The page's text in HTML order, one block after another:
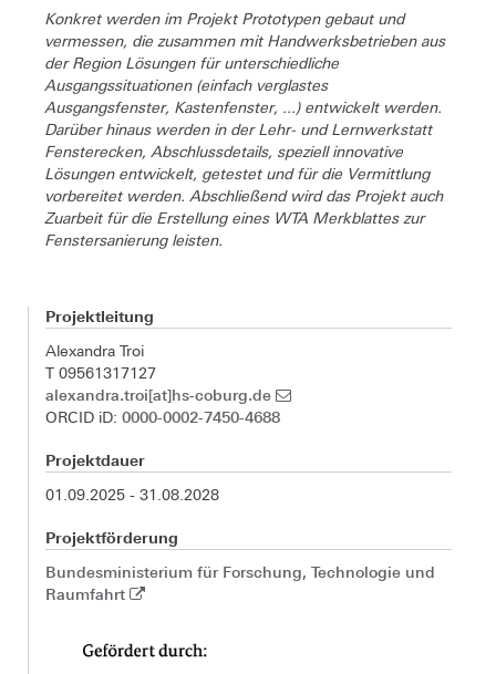
Konkret werden im Projekt Prototypen gebaut und
vermessen, die zusammen mit Handwerksbetrieben aus
der Region Lösungen für unterschiedliche
Ausgangssituationen (einfach verglastes
Ausgangsfenster, Kastenfenster, ...) entwickelt werden.
Darüber hinaus werden in der Lehr- und Lernwerkstatt
Fensterecken, Abschlussdetails, speziell innovative
Lösungen entwickelt, getestet und für die Vermittlung
vorbereitet werden. Abschließend wird das Projekt auch
Zuarbeit für die Erstellung eines WTA Merkblattes zur
Fenstersanierung leisten.
Projektleitung
Alexandra Troi
T 09561317127
alexandra.troi[at]hs-coburg.de
ORCID iD: 0000-0002-7450-4688
Projektdauer
01.09.2025 - 31.08.2028
Projektförderung
Bundesministerium für Forschung, Technologie und
Raumfahrt